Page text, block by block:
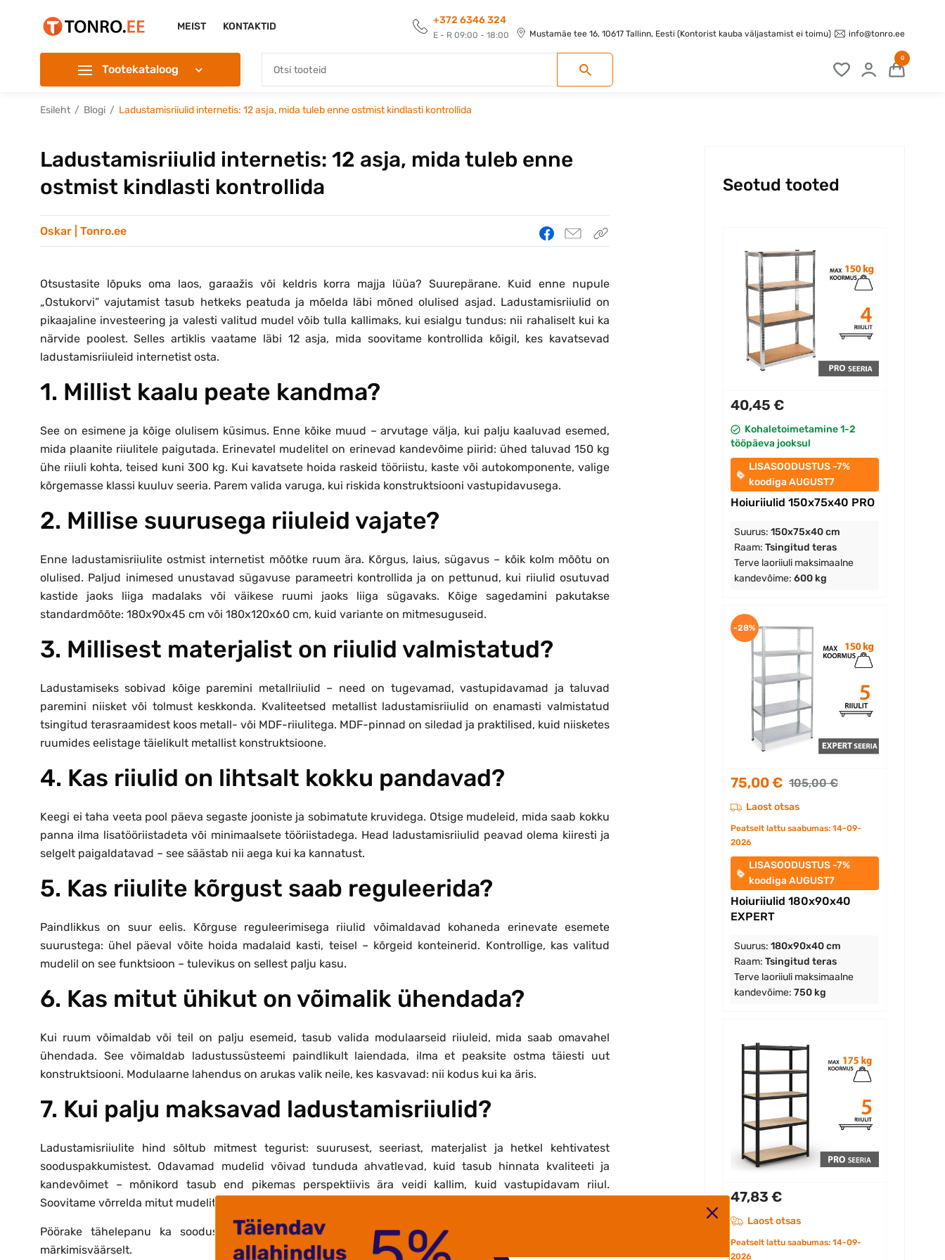
MEIST KONTAKTID
+372 6346 324
E - R 09:00 - 18:00 Mustamäe tee 16, 10617 Tallinn, Eesti (Kontorist kauba väljastamist ei toimu) info@tonro.ee
Tootekataloog
0
Esileht Blogi Ladustamisriiulid internetis: 12 asja, mida tuleb enne ostmist kindlasti kontrollida
Ladustamisriiulid internetis: 12 asja, mida tuleb enne
ostmist kindlasti kontrollida
Oskar | Tonro.ee
Otsustasite lõpuks oma laos, garaažis või keldris korra majja lüüa? Suurepärane. Kuid enne nupule
„Ostukorvi” vajutamist tasub hetkeks peatuda ja mõelda läbi mõned olulised asjad. Ladustamisriiulid on
pikaajaline investeering ja valesti valitud mudel võib tulla kallimaks, kui esialgu tundus: nii rahaliselt kui ka
närvide poolest. Selles artiklis vaatame läbi 12 asja, mida soovitame kontrollida kõigil, kes kavatsevad
ladustamisriiuleid internetist osta.
1. Millist kaalu peate kandma?
See on esimene ja kõige olulisem küsimus. Enne kõike muud – arvutage välja, kui palju kaaluvad esemed,
mida plaanite riiulitele paigutada. Erinevatel mudelitel on erinevad kandevõime piirid: ühed taluvad 150 kg
ühe riiuli kohta, teised kuni 300 kg. Kui kavatsete hoida raskeid tööriistu, kaste või autokomponente, valige
kõrgemasse klassi kuuluv seeria. Parem valida varuga, kui riskida konstruktsiooni vastupidavusega.
2. Millise suurusega riiuleid vajate?
Enne ladustamisriiulite ostmist internetist mõõtke ruum ära. Kõrgus, laius, sügavus – kõik kolm mõõtu on
olulised. Paljud inimesed unustavad sügavuse parameetri kontrollida ja on pettunud, kui riiulid osutuvad
kastide jaoks liiga madalaks või väikese ruumi jaoks liiga sügavaks. Kõige sagedamini pakutakse
standardmõõte: 180x90x45 cm või 180x120x60 cm, kuid variante on mitmesuguseid.
3. Millisest materjalist on riiulid valmistatud?
Ladustamiseks sobivad kõige paremini metallriiulid – need on tugevamad, vastupidavamad ja taluvad
paremini niisket või tolmust keskkonda. Kvaliteetsed metallist ladustamisriiulid on enamasti valmistatud
tsingitud terasraamidest koos metall- või MDF-riiulitega. MDF-pinnad on siledad ja praktilised, kuid niisketes
ruumides eelistage täielikult metallist konstruktsioone.
4. Kas riiulid on lihtsalt kokku pandavad?
Keegi ei taha veeta pool päeva segaste jooniste ja sobimatute kruvidega. Otsige mudeleid, mida saab kokku
panna ilma lisatööriistadeta või minimaalsete tööriistadega. Head ladustamisriiulid peavad olema kiiresti ja
selgelt paigaldatavad – see säästab nii aega kui ka kannatust.
5. Kas riiulite kõrgust saab reguleerida?
Paindlikkus on suur eelis. Kõrguse reguleerimisega riiulid võimaldavad kohaneda erinevate esemete
suurustega: ühel päeval võite hoida madalaid kasti, teisel – kõrgeid konteinerid. Kontrollige, kas valitud
mudelil on see funktsioon – tulevikus on sellest palju kasu.
6. Kas mitut ühikut on võimalik ühendada?
Kui ruum võimaldab või teil on palju esemeid, tasub valida modulaarseid riiuleid, mida saab omavahel
ühendada. See võimaldab ladustussüsteemi paindlikult laiendada, ilma et peaksite ostma täiesti uut
konstruktsiooni. Modulaarne lahendus on arukas valik neile, kes kasvavad: nii kodus kui ka äris.
7. Kui palju maksavad ladustamisriiulid?
Ladustamisriiulite hind sõltub mitmest tegurist: suurusest, seeriast, materjalist ja hetkel kehtivatest
sooduspakkumistest. Odavamad mudelid võivad tunduda ahvatlevad, kuid tasub hinnata kvaliteeti ja
kandevõimet – mõnikord tasub end pikemas perspektiivis ära veidi kallim, kuid vastupidavam riiul.
Soovitame võrrelda mitut mudelit hinna ja tehniliste parameetrite alusel, mitte ainult hinnakirja järgi.
Pöörake tähelepanu ka soodusmüügi märgetele – häid pakkumisi on regulaarselt ja säästa saab
märkimisväärselt.
Seotud tooted
40,45 €
Kohaletoimetamine 1-2
tööpäeva jooksul
LISASOODUSTUS -7%
koodiga AUGUST7
Hoiuriiulid 150x75x40 PRO
Suurus: 150x75x40 cm
Raam: Tsingitud teras
Terve laoriiuli maksimaalne
kandevõime: 600 kg
75,00 € 105,00 €
Laost otsas
Peatselt lattu saabumas: 14-09-
2026
LISASOODUSTUS -7%
koodiga AUGUST7
Hoiuriiulid 180x90x40
EXPERT
Suurus: 180x90x40 cm
Raam: Tsingitud teras
Terve laoriiuli maksimaalne
kandevõime: 750 kg
-28%
47,83 €
Laost otsas
Peatselt lattu saabumas: 14-09-
2026